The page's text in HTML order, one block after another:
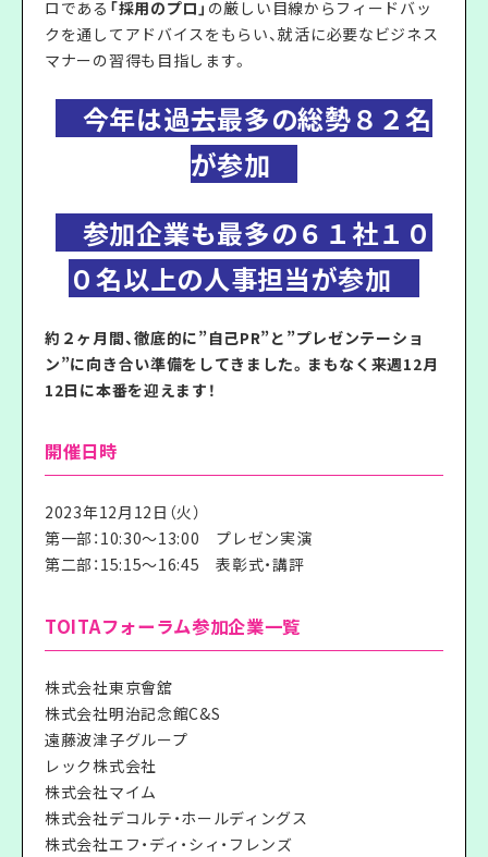
ロである 「採用のプロ」 の厳しい目線からフィードバッ
クを通してアドバイスをもらい、就活に必要なビジネス
マナーの習得も目指します。
今年は過去最多の総勢８２名
が参加
参加企業も最多の６１社１０
０名以上の人事担当が参加
約２ヶ月間、徹底的に”自己PR”と”プレゼンテーショ
ン”に向き合い準備をしてきました。まもなく来週12月
12日に本番を迎えます！
開催日時
2023年12月12日（火）
第一部：10:30〜13:00 プレゼン実演
第二部：15:15〜16:45 表彰式・講評
TOITAフォーラム参加企業一覧
株式会社東京會舘
株式会社明治記念館C&S
遠藤波津子グループ
レック株式会社
株式会社マイム
株式会社デコルテ・ホールディングス
株式会社エフ・ディ・シィ・フレンズ